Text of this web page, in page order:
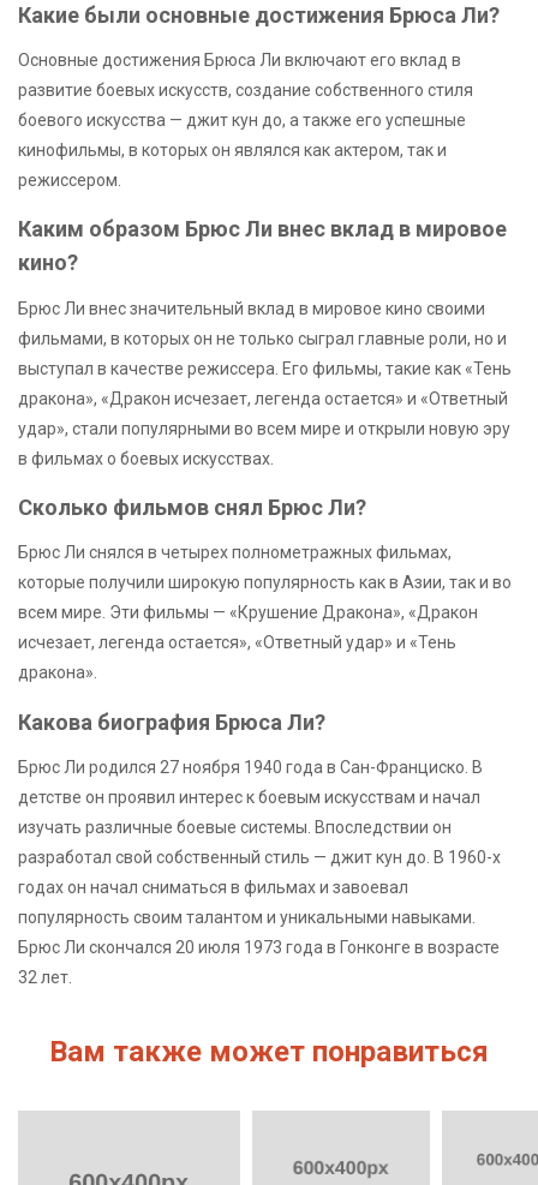
Какие были основные достижения Брюса Ли?
Основные достижения Брюса Ли включают его вклад в
развитие боевых искусств, создание собственного стиля
боевого искусства — джит кун до, а также его успешные
кинофильмы, в которых он являлся как актером, так и
режиссером.
Каким образом Брюс Ли внес вклад в мировое
кино?
Брюс Ли внес значительный вклад в мировое кино своими
фильмами, в которых он не только сыграл главные роли, но и
выступал в качестве режиссера. Его фильмы, такие как «Тень
дракона», «Дракон исчезает, легенда остается» и «Ответный
удар», стали популярными во всем мире и открыли новую эру
в фильмах о боевых искусствах.
Сколько фильмов снял Брюс Ли?
Брюс Ли снялся в четырех полнометражных фильмах,
которые получили широкую популярность как в Азии, так и во
всем мире. Эти фильмы — «Крушение Дракона», «Дракон
исчезает, легенда остается», «Ответный удар» и «Тень
дракона».
Какова биография Брюса Ли?
Брюс Ли родился 27 ноября 1940 года в Сан-Франциско. В
детстве он проявил интерес к боевым искусствам и начал
изучать различные боевые системы. Впоследствии он
разработал свой собственный стиль — джит кун до. В 1960-х
годах он начал сниматься в фильмах и завоевал
популярность своим талантом и уникальными навыками.
Брюс Ли скончался 20 июля 1973 года в Гонконге в возрасте
32 лет.
Вам также может понравиться